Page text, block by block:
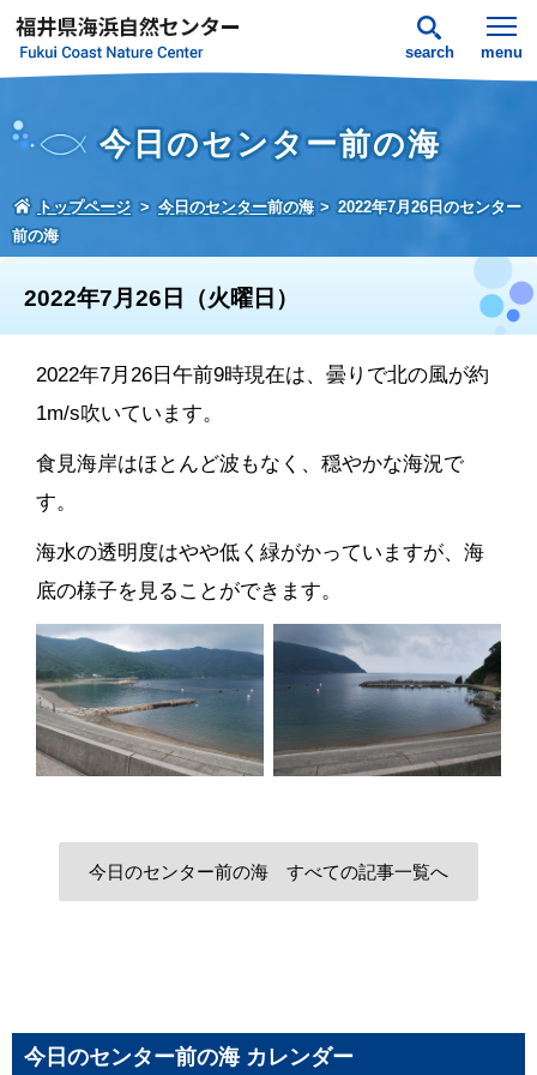
search menu
今日のセンター前の海
トップページ 今日のセンター前の海
2022年7月26日のセンター
前の海
2022年7月26日（火曜日）
2022年7月26日午前9時現在は、曇りで北の風が約
1m/s吹いています。
食見海岸はほとんど波もなく、穏やかな海況で
す。
海水の透明度はやや低く緑がかっていますが、海
底の様子を見ることができます。
今日のセンター前の海 すべての記事一覧へ
今日のセンター前の海 カレンダー